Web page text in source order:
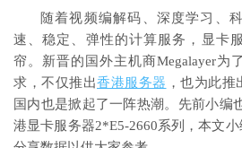
随着视频编解码、深度学习、
速、稳定、弹性的计算服务，显卡
帘。新晋的国外主机商Megalayer为
求，不仅推出香港服务器 ，也为此
国内也是掀起了一阵热潮。先前小编
港显卡服务器2*E5-2660系列，本文小